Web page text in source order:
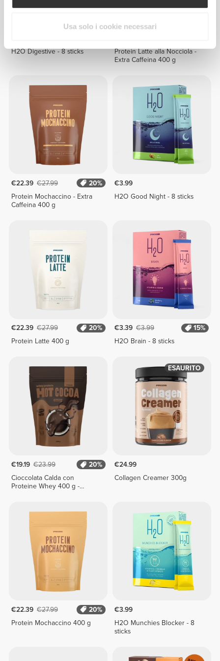
Usa solo i cookie necessari
H2O Digestive - 8 sticks
Protein Latte alla Nocciola -
Extra Caffeina 400 g
€22.39 €27.99
20%
Protein Mochaccino - Extra
Caffeina 400 g
€3.99
H2O Good Night - 8 sticks
€22.39 €27.99
20%
Protein Latte 400 g
€3.39 €3.99
15%
H2O Brain - 8 sticks
€19.19 €23.99
20%
Cioccolata Calda con
Proteine Whey 400 g -
ESAURITO
€24.99
Collagen Creamer 300g
€22.39 €27.99
20%
Protein Mochaccino 400 g
€3.99
H2O Munchies Blocker - 8
sticks